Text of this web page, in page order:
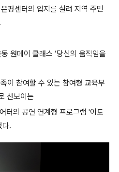
평센터의 입지를 살려 지역 주민
.
원데이 클래스 ‘당신의 움직임을
이 참여할 수 있는 참여형 교육부
선보이는
터의 공연 연계형 프로그램 '이토
다.